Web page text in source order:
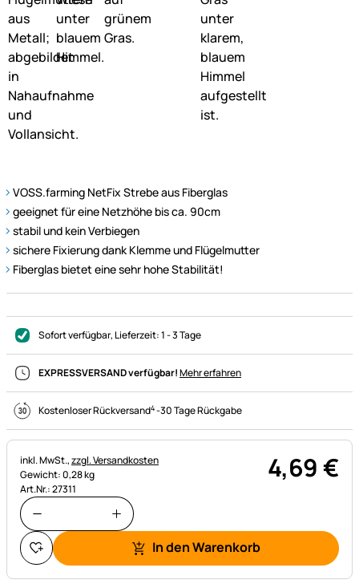
VOSS.farming NetFix Strebe aus Fiberglas
geeignet für eine Netzhöhe bis ca. 90cm
stabil und kein Verbiegen
sichere Fixierung dank Klemme und Flügelmutter
Fiberglas bietet eine sehr hohe Stabilität!
Sofort verfügbar, Lieferzeit:1 - 3 Tage
EXPRESSVERSAND verfügbar!Mehr erfahren
Kostenloser Rückversand4-30 Tage Rückgabe
Steuerhinweis:
inkl. MwSt.,zzgl. Versandkosten
Gewicht: 0,28 kg
Art.Nr.: 27311
4,69€
In den Warenkorb